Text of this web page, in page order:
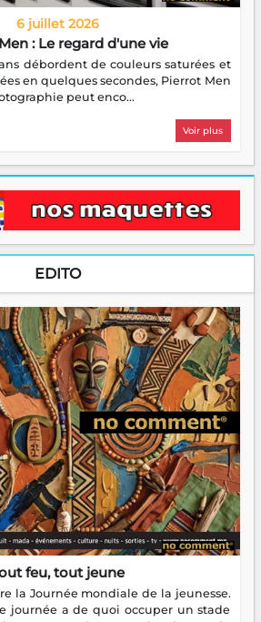
6 juillet 2026
: Le regard d'une vie
débordent de couleurs saturées et
en quelques secondes, Pierrot Men
peut enco...
Voir plus
EDITO
feu, tout jeune
la Journée mondiale de la jeunesse.
journée a de quoi occuper un stade